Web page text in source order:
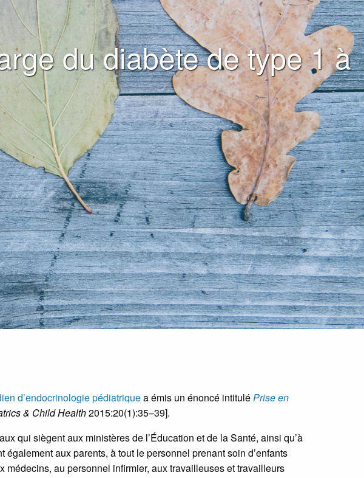
du diabète de type 1 à
d’endocrinologie pédiatriquea émis un énoncé intituléPrise en
& Child Health2015:20(1):35–39].
qui siègent aux ministères de l’Éducation et de la Santé, ainsi qu’à
aux parents, à tout le personnel prenant soin d’enfants
au personnel infirmier, aux travailleuses et travailleurs